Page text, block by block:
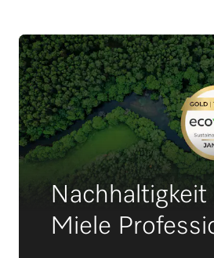
Nachhaltigkeit
Miele